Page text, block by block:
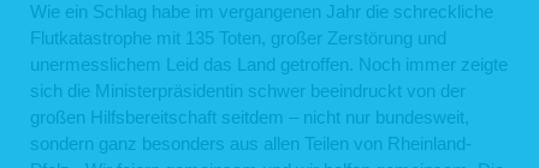
Wie ein Schlag habe im vergangenen Jahr die schreckliche
Flutkatastrophe mit 135 Toten, großer Zerstörung und
unermesslichem Leid das Land getroffen. Noch immer zeigte
sich die Ministerpräsidentin schwer beeindruckt von der
großen Hilfsbereitschaft seitdem – nicht nur bundesweit,
sondern ganz besonders aus allen Teilen von Rheinland-